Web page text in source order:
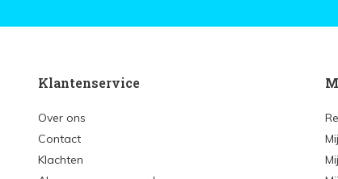
Klantenservice
Over ons
Contact
Klachten